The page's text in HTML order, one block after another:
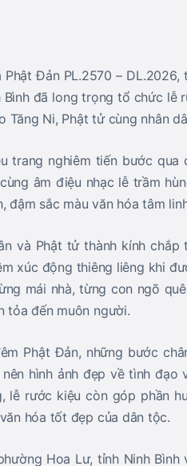
Đản PL.2570 –
đã long trọng tổ chức lễ
Tăng Ni, Phật tử cùng nhân
trang nghiêm tiến bước
âm điệu nhạc lễ trầm
đậm sắc màu văn hóa tâm
và Phật tử thành kính
xúc động thiêng liêng khi
mái nhà, từng con ngõ
tỏa đến muôn người.
Phật Đản, những bước
hình ảnh đẹp về tình đạo
lễ rước kiệu còn góp phần
hóa tốt đẹp của dân tộc.
Hoa Lư, tỉnh Ninh